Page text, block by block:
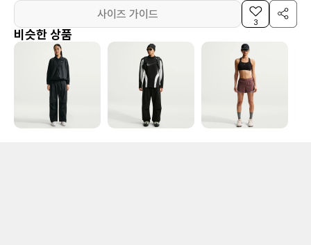
사이즈 가이드
3
비슷한 상품